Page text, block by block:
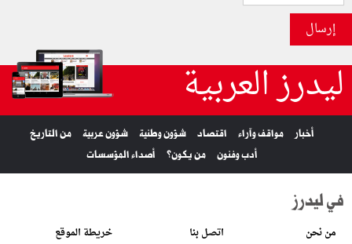
إرسال
ليدرز العربية
أخبار مواقف وآراء اقتصاد شؤون وطنية شؤون عربية
من التاريخ
أدب وفنون
من يكون؟ أصداء المؤسسات
في ليدرز
من نحن اتصل بنا خريطة الموقع